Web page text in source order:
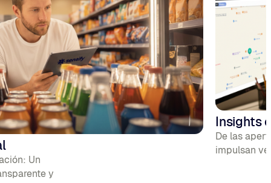
Un
y
Insights
De las
impulsan